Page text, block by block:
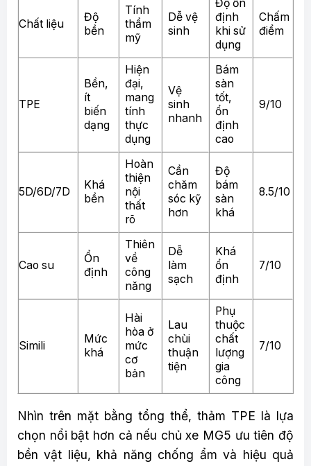
Chất liệu
Độ
bền
Tính
thẩm
mỹ
Dễ vệ
sinh
Độ ổn
định
khi sử
dụng
Chấm
điểm
TPE
Bền,
ít
biến
dạng
Hiện
đại,
mang
tính
thực
dụng
Vệ
sinh
nhanh
Bám
sàn
tốt,
ổn
định
cao
9/10
5D/6D/7D
Khá
bền
Hoàn
thiện
nội
thất
rõ
Cần
chăm
sóc kỹ
hơn
Độ
bám
sàn
khá
8.5/10
Cao su
Ổn
định
Thiên
về
công
năng
Dễ
làm
sạch
Khá
ổn
định
7/10
Simili
Mức
khá
Hài
hòa ở
mức
cơ
bản
Lau
chùi
thuận
tiện
Phụ
thuộc
chất
lượng
gia
công
7/10
Nhìn trên mặt bằng tổng thể, thảm TPE là lựa
chọn nổi bật hơn cả nếu chủ xe MG5 ưu tiên độ
bền vật liệu, khả năng chống ẩm và hiệu quả